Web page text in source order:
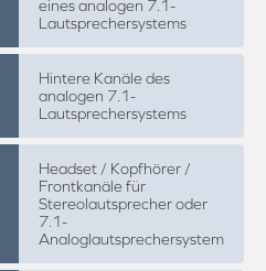
eines analogen 7.1-
Lautsprechersystems
Hintere Kanäle des
analogen 7.1-
Lautsprechersystems
Headset / Kopfhörer /
Frontkanäle für
Stereolautsprecher oder
7.1-
Analoglautsprechersystem